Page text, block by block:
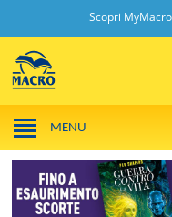
Scopri
MENU